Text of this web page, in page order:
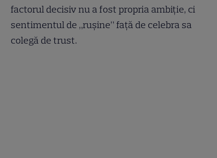
factorul decisiv nu a fost propria ambiție, ci
sentimentul de „rușine” față de celebra sa
colegă de trust.